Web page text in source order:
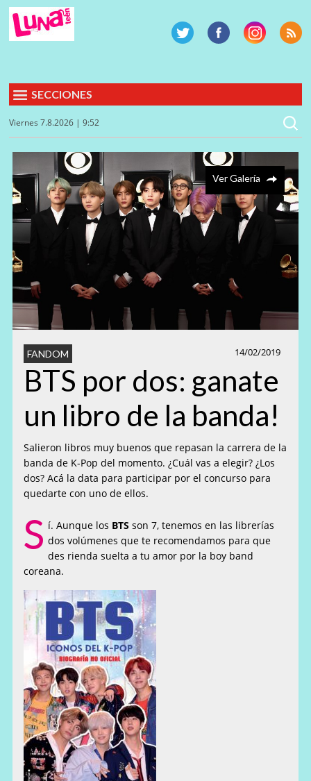
SECCIONES
Viernes 7.8.2026 | 9:52
Ver Galería
14/02/2019
FANDOM
BTS por dos: ganate
un libro de la banda!
Salieron libros muy buenos que repasan la carrera de la
banda de K-Pop del momento. ¿Cuál vas a elegir? ¿Los
dos? Acá la data para participar por el concurso para
quedarte con uno de ellos.
S í. Aunque los BTS son 7, tenemos en las librerías
dos volúmenes que te recomendamos para que
des rienda suelta a tu amor por la boy band
coreana.